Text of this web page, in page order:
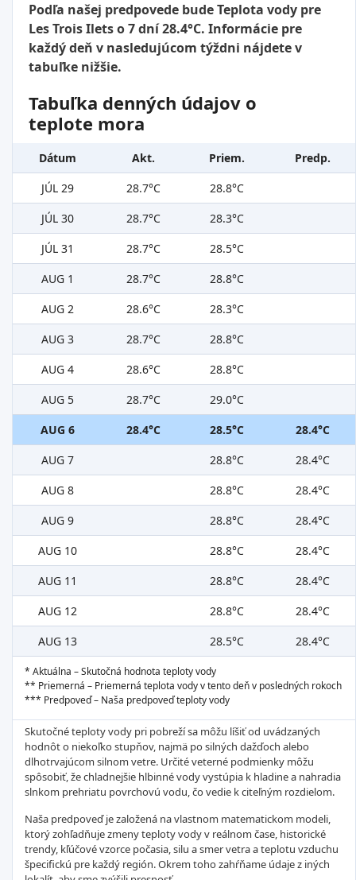
Podľa našej predpovede bude Teplota vody pre
Les Trois Ilets o 7 dní 28.4°C. Informácie pre
každý deň v nasledujúcom týždni nájdete v
tabuľke nižšie.
Tabuľka denných údajov o
teplote mora
Dátum Akt. Priem.
Predp.
JÚL 29
28.7°C
28.8°C
JÚL 30
28.7°C
28.3°C
JÚL 31
28.7°C
28.5°C
AUG 1
28.7°C
28.8°C
AUG 2
28.6°C
28.3°C
AUG 3
28.7°C
28.8°C
AUG 4
28.6°C
28.8°C
AUG 5
28.7°C
29.0°C
AUG 6
28.4°C 28.5°C
28.4°C
AUG 7
28.8°C
28.4°C
AUG 8
28.8°C
28.4°C
AUG 9
28.8°C
28.4°C
AUG 10
28.8°C
28.4°C
AUG 11
28.8°C
28.4°C
AUG 12
28.8°C
28.4°C
AUG 13
28.5°C 28.4°C
* Aktuálna – Skutočná hodnota teploty vody
** Priemerná – Priemerná teplota vody v tento deň v posledných rokoch
*** Predpoveď – Naša predpoveď teploty vody
Skutočné teploty vody pri pobreží sa môžu líšiť od uvádzaných
hodnôt o niekoľko stupňov, najmä po silných dažďoch alebo
dlhotrvajúcom silnom vetre. Určité veterné podmienky môžu
spôsobiť, že chladnejšie hlbinné vody vystúpia k hladine a nahradia
slnkom prehriatu povrchovú vodu, čo vedie k citeľným rozdielom.
Naša predpoveď je založená na vlastnom matematickom modeli,
ktorý zohľadňuje zmeny teploty vody v reálnom čase, historické
trendy, kľúčové vzorce počasia, silu a smer vetra a teplotu vzduchu
špecifickú pre každý región. Okrem toho zahŕňame údaje z iných